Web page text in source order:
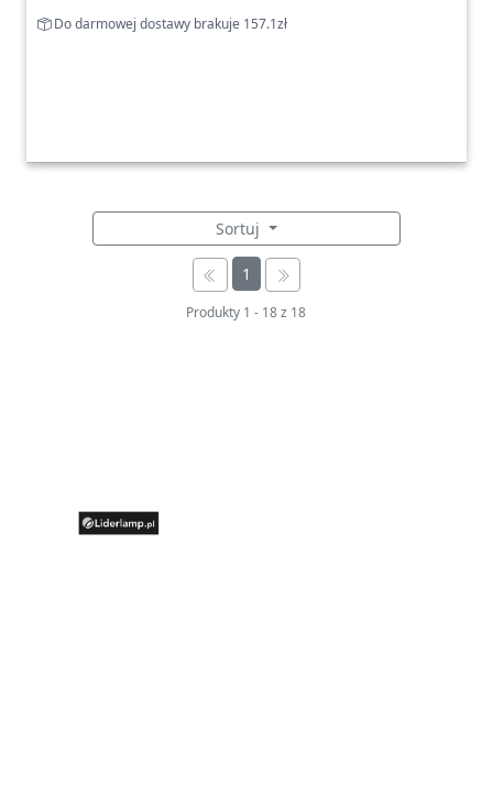
Do darmowej dostawy brakuje 157.1zł
Sortuj
1
Produkty 1 - 18z 18